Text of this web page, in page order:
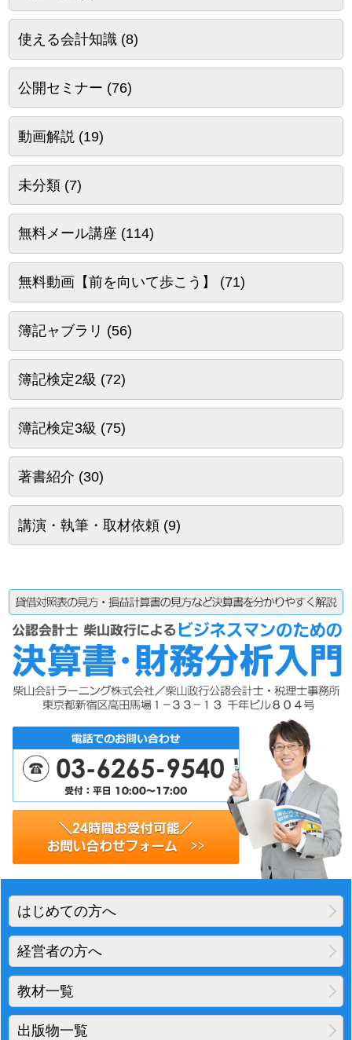
使える会計知識(8)
公開セミナー (76)
動画解説 (19)
未分類(7)
無料メール講座 (114)
無料動画【前を向いて歩こう】 (71)
簿記ャブラリ (56)
簿記検定2級 (72)
簿記検定3級 (75)
著書紹介 (30)
講演・執筆・取材依頼(9)
はじめての方へ
経営者の方へ
教材一覧
出版物一覧